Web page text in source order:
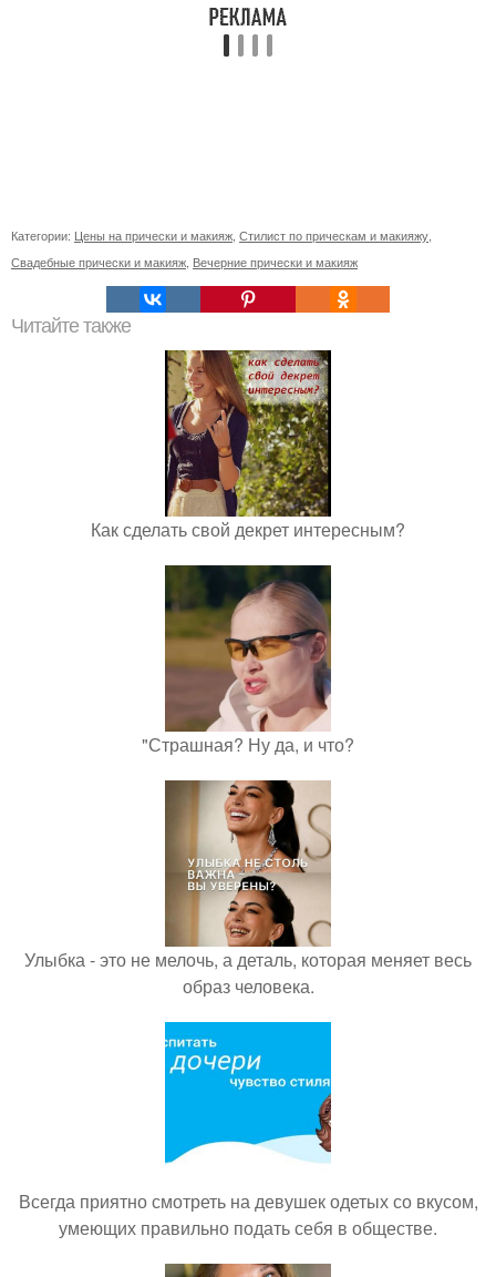
Категории: Цены на прически и макияж Стилист по прическам и макияжу
Свадебные прически и макияж Вечерние прически и макияж
Читайте также
Как сделать свой декрет интересным?
"Страшная? Ну да, и что?
Улыбка - это не мелочь, а деталь, которая меняет весь
образ человека.
Всегда приятно смотреть на девушек одетых со вкусом,
умеющих правильно подать себя в обществе.